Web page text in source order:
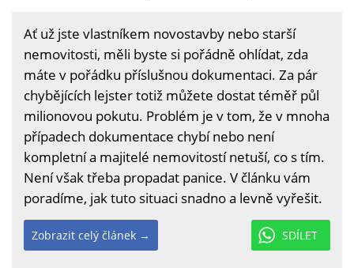
Ať už jste vlastníkem novostavby nebo starší
nemovitosti, měli byste si pořádně ohlídat, zda
máte v pořádku příslušnou dokumentaci. Za pár
chybějících lejster totiž můžete dostat téměř půl
milionovou pokutu. Problém je v tom, že v mnoha
případech dokumentace chybí nebo není
kompletní a majitelé nemovitostí netuší, co s tím.
Není však třeba propadat panice. V článku vám
poradíme, jak tuto situaci snadno a levně vyřešit.
SDÍLET
Zobrazit celý článek →